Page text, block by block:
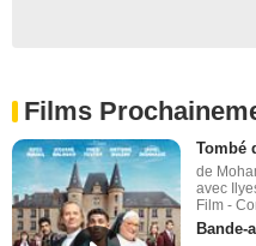
Films
Tombé
de
avec
Film -
Bande-